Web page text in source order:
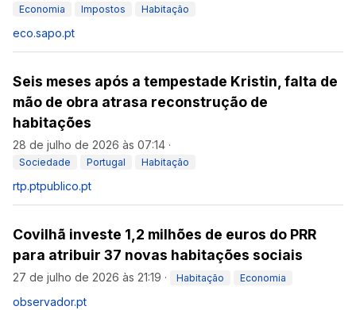
Economia Impostos Habitação
eco.sapo.pt
Seis meses após a tempestade Kristin, falta de
mão de obra atrasa reconstrução de
habitações
28 de julho de 2026 às 07:14 ·
Sociedade Portugal Habitação
rtp.ptpublico.pt
Covilhã investe 1,2 milhões de euros do PRR
para atribuir 37 novas habitações sociais
27 de julho de 2026 às 21:19 · Habitação Economia
observador.pt